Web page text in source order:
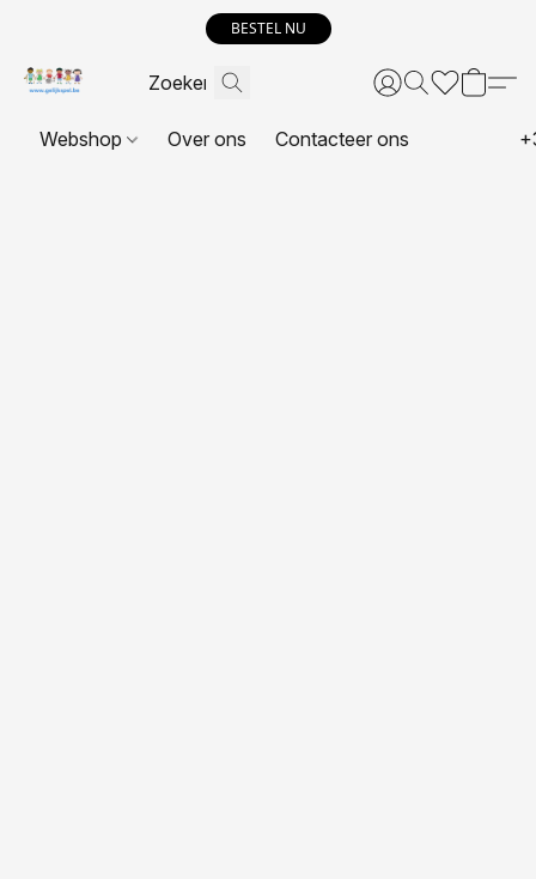
BESTEL NU
Webshop Over ons Contacteer ons